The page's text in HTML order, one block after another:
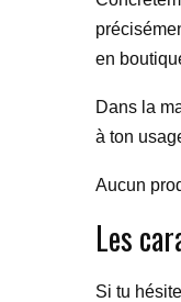
en
Dans la
à ton
Aucun
Les
Si tu